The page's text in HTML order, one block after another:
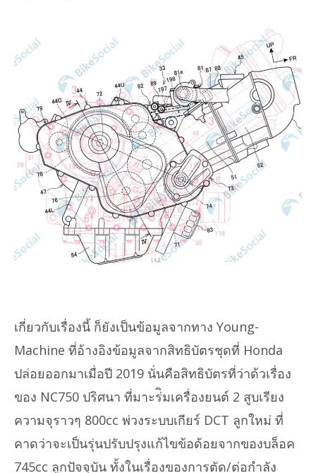
เกี่ยวกับเรื่องนี้ ก็ยังเป็นข้อมูลจากทาง Young-
Machine ที่อ้างอิงข้อมูลจากสิทธิบัตรชุดที่ Honda
ปล่อยออกมาเมื่อปี 2019 นั่นคือสิทธิบัตรที่ว่าด้วเรื่อง
ของ NC750 ปริศนา ที่มาะร่ิมเครื่องยนต์ 2 สูบเรียง
ความจุราวๆ 800cc พ่วงระบบเกียร์ DCT ลูกใหม่ ที่
คาดว่าจะเป็นรุ่นปรับปรุงแก้ไขข้อด้อยจากของบล็อค
745cc ลูกปัจจุบัน ทั้งในเรื่องของการตัด/ต่อกำลัง